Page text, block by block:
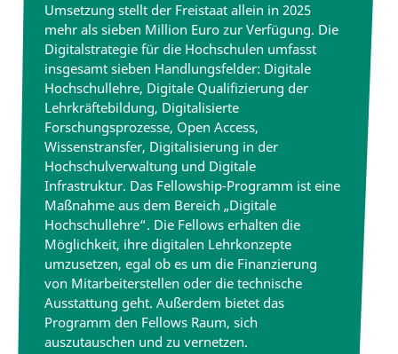
Umsetzung stellt der Freistaat allein in 2025
mehr als sieben Million Euro zur Verfügung. Die
Digitalstrategie für die Hochschulen umfasst
insgesamt sieben Handlungsfelder: Digitale
Hochschullehre, Digitale Qualifizierung der
Lehrkräftebildung, Digitalisierte
Forschungsprozesse, Open Access,
Wissenstransfer, Digitalisierung in der
Hochschulverwaltung und Digitale
Infrastruktur. Das Fellowship-Programm ist eine
Maßnahme aus dem Bereich „Digitale
Hochschullehre“. Die Fellows erhalten die
Möglichkeit, ihre digitalen Lehrkonzepte
umzusetzen, egal ob es um die Finanzierung
von Mitarbeiterstellen oder die technische
Ausstattung geht. Außerdem bietet das
Programm den Fellows Raum, sich
auszutauschen und zu vernetzen.